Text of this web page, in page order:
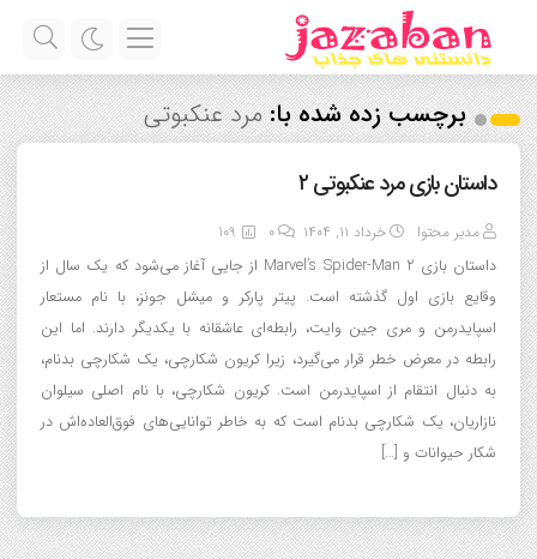
برچسب زده شده با:مرد عنکبوتی
داستان بازی مرد عنکبوتی ۲
مدیر محتوا خرداد ۱۱, ۱۴۰۴ 0
109
داستان بازی Marvel’s Spider-Man 2 از جایی آغاز می‌شود که یک سال از
وقایع بازی اول گذشته است. پیتر پارکر و میشل جونز، با نام مستعار
اسپایدرمن و مری جین وایت، رابطه‌ای عاشقانه با یکدیگر دارند. اما این
رابطه در معرض خطر قرار می‌گیرد، زیرا کریون شکارچی، یک شکارچی بدنام،
به دنبال انتقام از اسپایدرمن است. کریون شکارچی، با نام اصلی سیلوان
نازاریان، یک شکارچی بدنام است که به خاطر توانایی‌های فوق‌العاده‌اش در
شکار حیوانات و […]